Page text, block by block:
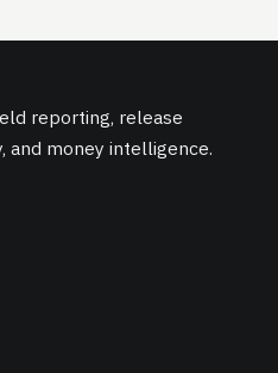
reporting, release
and money intelligence.